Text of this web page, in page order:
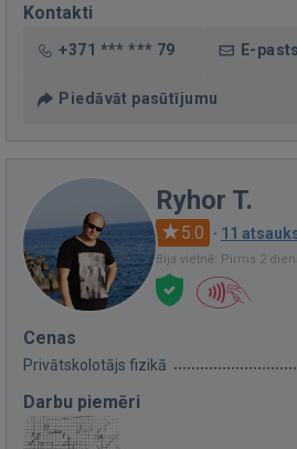
Kontakti
+371 *** *** 79 E-pasts
Piedāvāt pasūtījumu
Ryhor T.
5.0 · 11
Bija vietnē: Pirms 2
Cenas
Privātskolotājs fizikā
Darbu piemēri